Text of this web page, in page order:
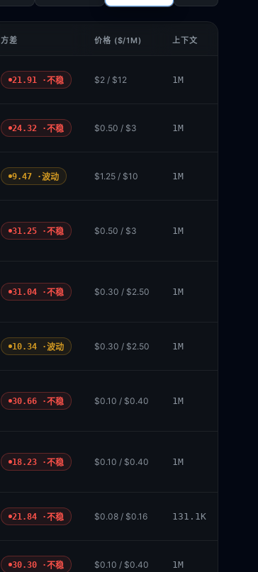
方差 价格 ($/1M) 上下文
21.91 ·不稳 $2 / $12 1M
24.32 ·不稳 $0.50 / $3 1M
9.47 ·波动 $1.25 / $10 1M
31.25 ·不稳 $0.50 / $3 1M
31.04 ·不稳 $0.30 / $2.50 1M
10.34 ·波动 $0.30 / $2.50 1M
30.66 ·不稳 $0.10 / $0.40 1M
18.23 ·不稳 $0.10 / $0.40 1M
21.84 ·不稳 $0.08 / $0.16 131.1K
30.30 ·不稳 $0.10 / $0.40 1M